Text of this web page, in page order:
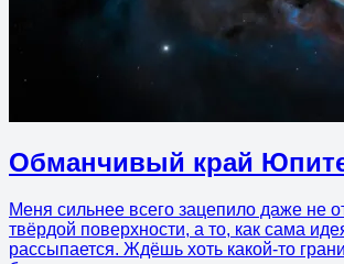
Обманчивый край
Меня сильнее всего зацепило даже не
твёрдой поверхности, а то, как сама
рассыпается. Ждёшь хоть какой-то